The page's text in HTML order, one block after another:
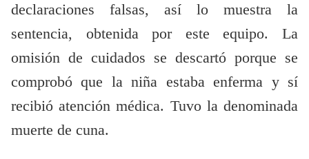
declaraciones falsas, así lo muestra la
sentencia, obtenida por este equipo. La
omisión de cuidados se descartó porque se
comprobó que la niña estaba enferma y sí
recibió atención médica. Tuvo la denominada
muerte de cuna.